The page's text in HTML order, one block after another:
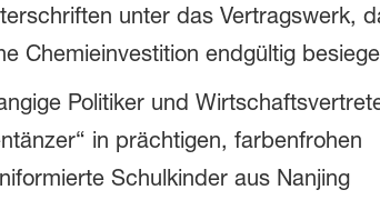
unter das Vertragswerk,
Chemieinvestition endgültig
Politiker und
in prächtigen, farbenfrohen
Schulkinder aus Nanjing